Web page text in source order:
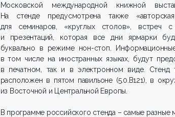
Московской международной книжной
На стенде предусмотрена также
для семинаров, «круглых столов», встреч с
и презентаций, которая все дни ярмарки
буквально в режиме нон-стоп.
в том числе на иностранных языках, будут
в печатном, так и в электронном виде. Стенд
расположен в пятом павильоне (5.0.В121), в
из Восточной и Центральной Европы.
В программе российского стенда – самые разные